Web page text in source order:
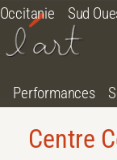
Occitanie Sud
Performances
Centre